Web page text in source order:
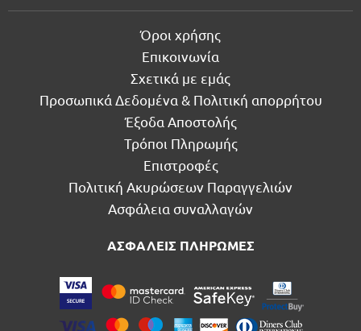
Όροι χρήσης
Επικοινωνία
Σχετικά με εμάς
Προσωπικά Δεδομένα & Πολιτική απορρήτου
Έξοδα Αποστολής
Τρόποι Πληρωμής
Επιστροφές
Πολιτική Ακυρώσεων Παραγγελιών
Ασφάλεια συναλλαγών
ΑΣΦΑΛΕΙΣ ΠΛΗΡΩΜΕΣ